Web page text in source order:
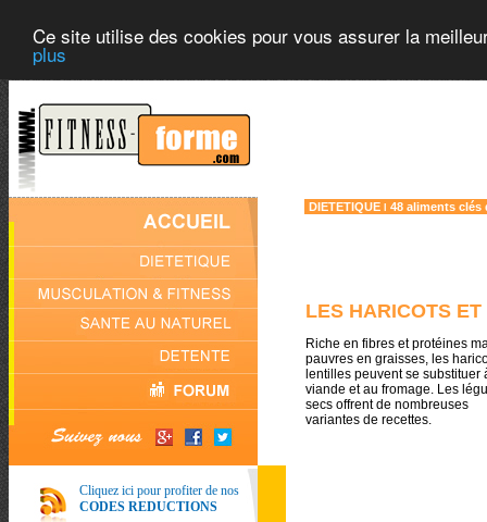
Ce site utilise des cookies pour vous assurer la
plus
Cliquez ici pour profiter de nos
CODES REDUCTIONS
DIETETIQUE 48 aliments
LES HARICOTS
Riche en fibres et protéines
pauvres en graisses, les
lentilles peuvent se substituer
viande et au fromage. Les
secs offrent de nombreuses
variantes de recettes.